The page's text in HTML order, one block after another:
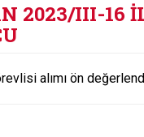
2023/III-
alımı ön